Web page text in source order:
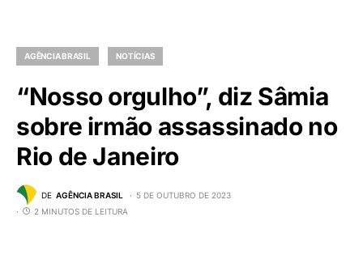
AGÊNCIA BRASIL NOTÍCIAS
“Nosso orgulho”, diz Sâmia
sobre irmão assassinado no
Rio de Janeiro
DE AGÊNCIA BRASIL
5 DE OUTUBRO DE 2023
2 MINUTOS DE LEITURA